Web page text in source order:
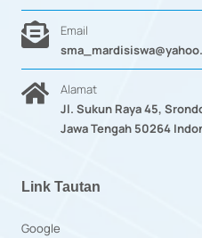
Email
Alamat
Jl. Sukun Raya 45,
Jawa Tengah 50264
Link Tautan
Google